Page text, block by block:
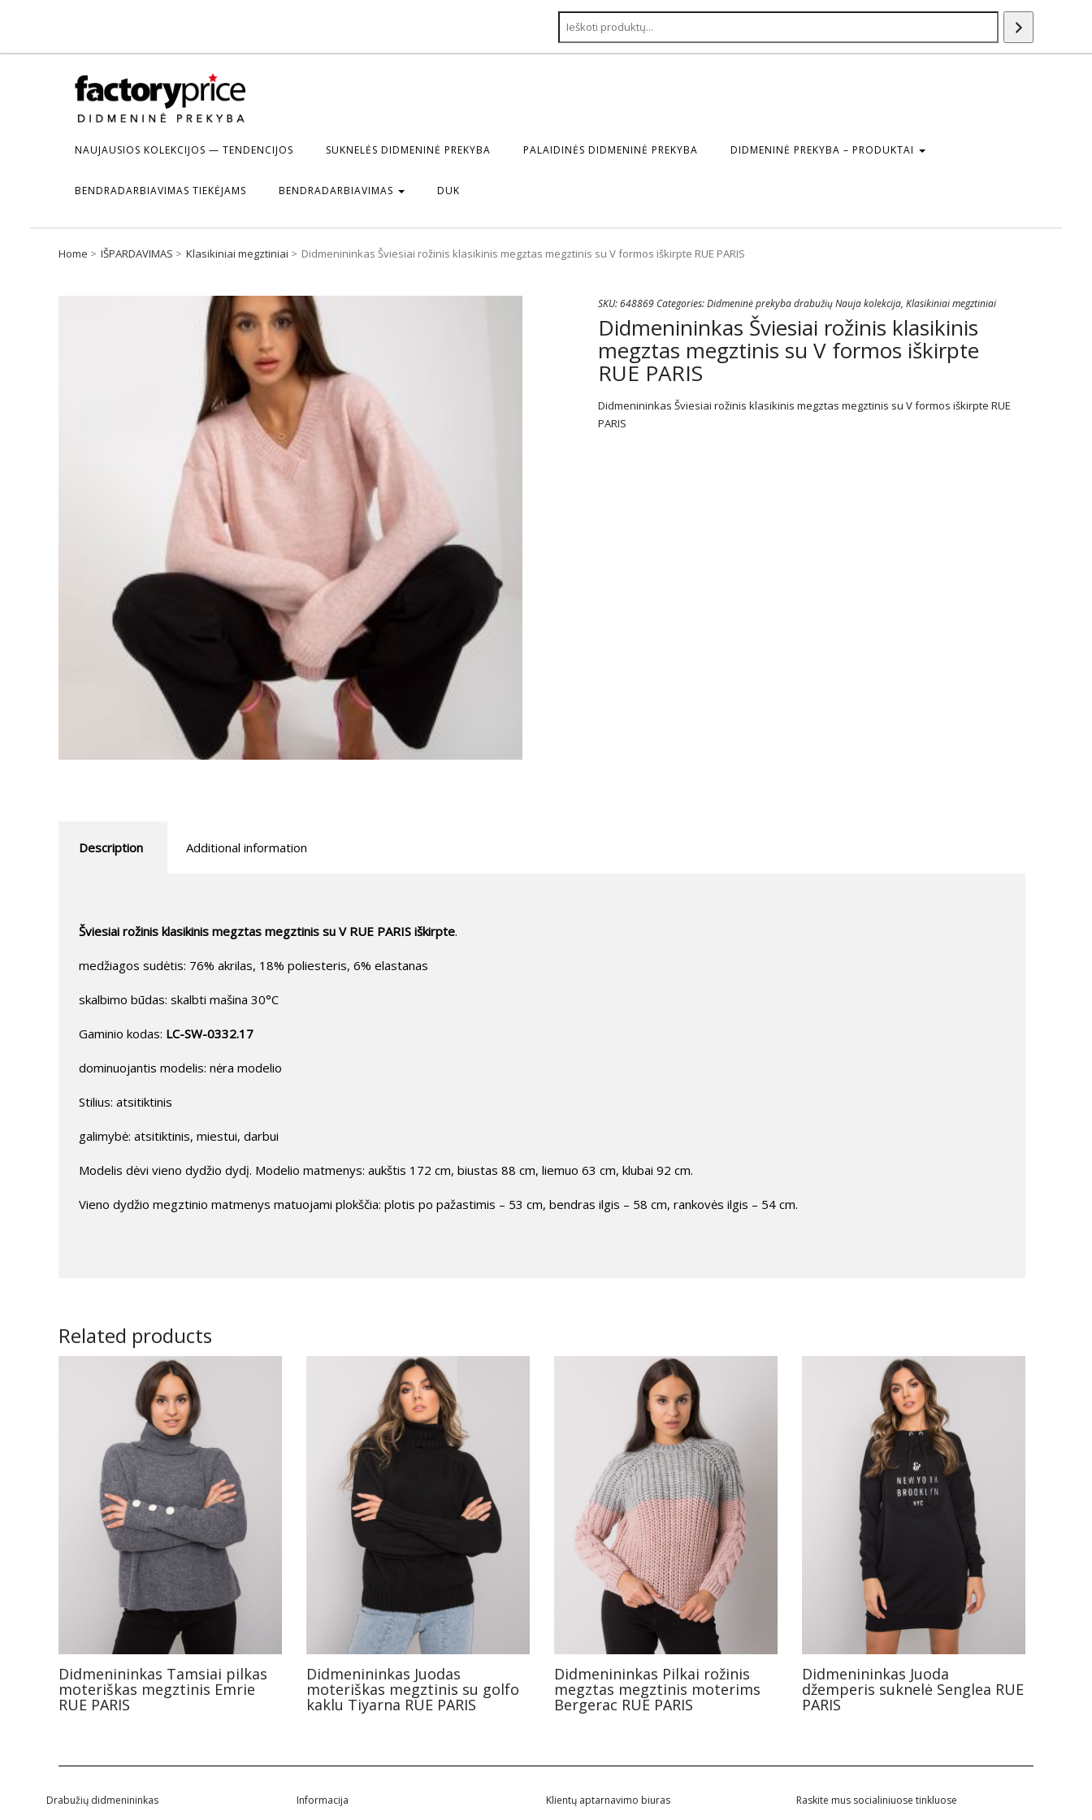
NAUJAUSIOS KOLEKCIJOS — TENDENCIJOS SUKNELĖS DIDMENINĖ PREKYBA PALAIDINĖS DIDMENINĖ PREKYBA DIDMENINĖ PREKYBA – PRODUKTAI
BENDRADARBIAVIMAS TIEKĖJAMS BENDRADARBIAVIMAS DUK
Home IŠPARDAVIMAS Klasikiniai megztiniai Didmenininkas Šviesiai rožinis klasikinis megztas megztinis su V formos iškirpte RUE PARIS
SKU:648869 Categories:Didmeninė prekyba drabužių Nauja kolekcija, Klasikiniai megztiniai
Didmenininkas Šviesiai rožinis klasikinis
megztas megztinis su V formos iškirpte
RUE PARIS
Didmenininkas Šviesiai rožinis klasikinis megztas megztinis su V formos iškirpte RUE
PARIS
Description Additional information
Šviesiai rožinis klasikinis megztas megztinis su V RUE PARIS iškirpte.
medžiagos sudėtis: 76% akrilas, 18% poliesteris, 6% elastanas
skalbimo būdas: skalbti mašina 30°C
Gaminio kodas: LC-SW-0332.17
dominuojantis modelis: nėra modelio
Stilius: atsitiktinis
galimybė: atsitiktinis, miestui, darbui
Modelis dėvi vieno dydžio dydį. Modelio matmenys: aukštis 172 cm, biustas 88 cm, liemuo 63 cm, klubai 92 cm.
Vieno dydžio megztinio matmenys matuojami plokščia: plotis po pažastimis – 53 cm, bendras ilgis – 58 cm, rankovės ilgis – 54 cm.
Related products
Didmenininkas Tamsiai pilkas
moteriškas megztinis Emrie
RUE PARIS
Didmenininkas Juodas
moteriškas megztinis su golfo
kaklu Tiyarna RUE PARIS
Didmenininkas Pilkai rožinis
megztas megztinis moterims
Bergerac RUE PARIS
Didmenininkas Juoda
džemperis suknelė Senglea RUE
PARIS
Drabužių didmenininkas Informacija Klientų aptarnavimo biuras Raskite mus socialiniuose tinkluose